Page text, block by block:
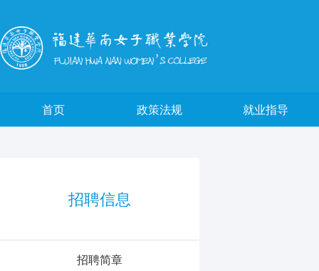
首页 政策法规 就业指导
招聘信息
招聘简章